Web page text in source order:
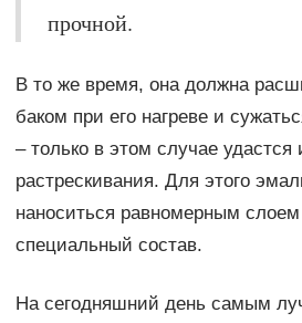
прочной.
В то же время, она должна
баком при его нагреве и
– только в этом случае удастся
растрескивания. Для этого
наноситься равномерным
специальный состав.
На сегодняшний день самым